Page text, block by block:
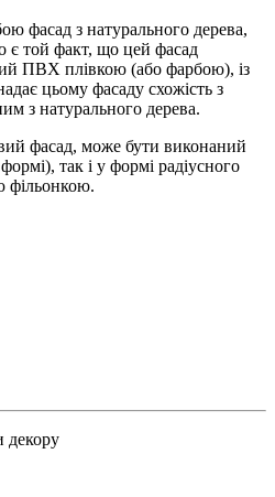
фасад з натурального дерева,
є той факт, що цей фасад
ПВХ плівкою (або фарбою), із
цьому фасаду схожість з
з натурального дерева.
фасад, може бути виконаний
так і у формі радіусного
фільонкою.
декору